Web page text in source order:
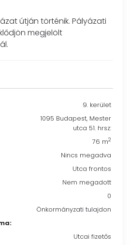
útján történik. Pályázati
megjelölt
9. kerület
1095 Budapest, Mester
utca 51. hrsz:
76 m2
Nincs megadva
Utca frontos
Nem megadott
0
Önkormányzati tulajdon
Utcai fizetős